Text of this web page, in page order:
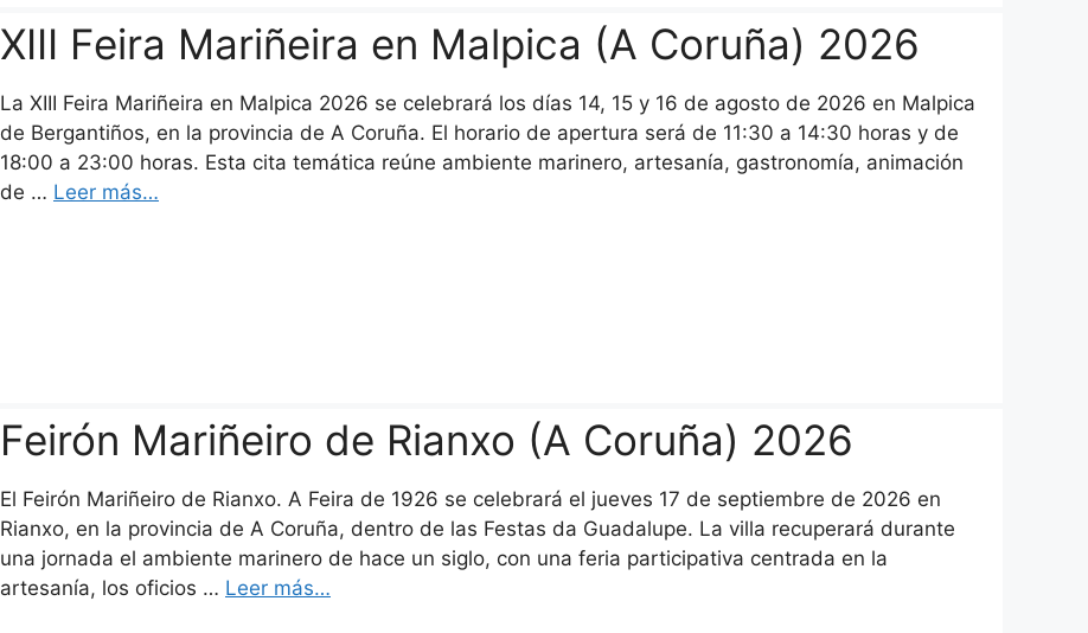
XIII Feira Mariñeira en Malpica (A Coruña) 2026
La XIII Feira Mariñeira en Malpica 2026 se celebrará los días 14, 15 y 16 de agosto de 2026 en Malpica
de Bergantiños, en la provincia de A Coruña. El horario de apertura será de 11:30 a 14:30 horas y de
18:00 a 23:00 horas. Esta cita temática reúne ambiente marinero, artesanía, gastronomía, animación
de … Leer más…
Feirón Mariñeiro de Rianxo (A Coruña) 2026
El Feirón Mariñeiro de Rianxo. A Feira de 1926 se celebrará el jueves 17 de septiembre de 2026 en
Rianxo, en la provincia de A Coruña, dentro de las Festas da Guadalupe. La villa recuperará durante
una jornada el ambiente marinero de hace un siglo, con una feria participativa centrada en la
artesanía, los oficios … Leer más…